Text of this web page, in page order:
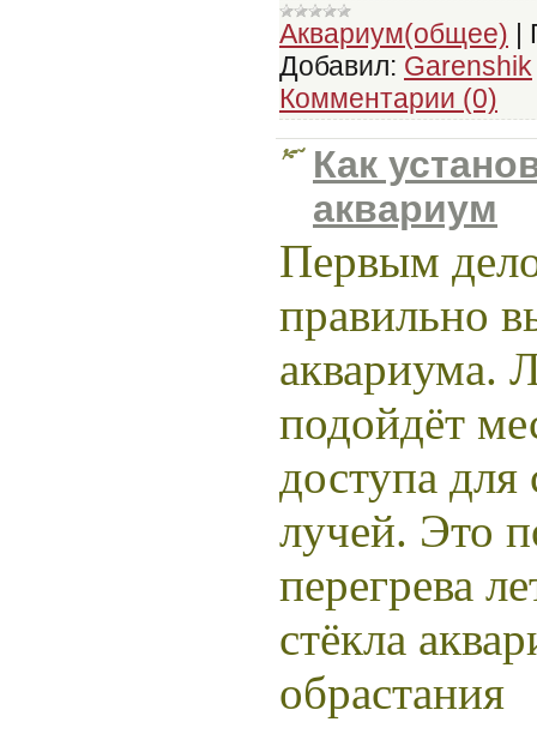
Аквариум(общее) |
Добавил: Garenshik
Комментарии (0)
Как
аквариум
Первым
правильно
аквариума.
подойдёт
доступа
лучей. Это
перегрева
стёкла
обрастания